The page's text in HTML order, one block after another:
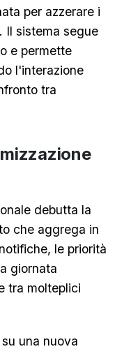
per azzerare i
Il sistema segue
e permette
l'interazione
tra
debutta la
che aggrega in
le priorità
giornata
tra molteplici
una nuova